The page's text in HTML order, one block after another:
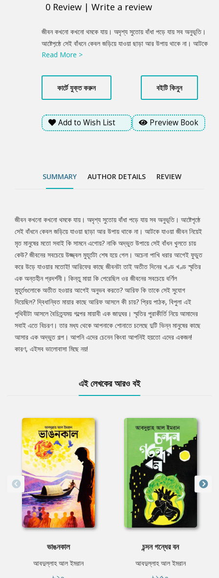
0 Review | Write a review
Product
Summery
জীবন কখনো কখনো থমকে যায়। অদৃশ্য সুতোয় বাঁধা পড়ে যায় সব অনুভূতি।
আষ্টেপৃষ্ঠে সেই বাঁধনে কেবল জড়িয়ে যাওয়া ছাড়া আর উপায় থাকে না। আটকে
যাওয়া জীবন নিয়েই মৃত মানুষের মতো সবাই কি সামনে এগোয়? নাকি অদ্ভুত
গেল। অচেনা পাখি ধরার আগেই ফুডুত করে উড়ে যাওয়ার মতোই! আরিফের
কাছে জীবনটা তাই অতীত দিনের খণ্ড খণ্ড স্মৃতির এক অন্তহীন প্রদর্শনী।
কিন্তু মায়া কি পেরেছিল ওর জীবনের সবচেয়ে বর্ণিল মুহূর্তগুলোকে অতীত হওয়ার
আগেই অনুভব করতে? আরিফ কি তাকে সেই সুযোগ দিয়েছিল? দ্বিধান্বিত
মায়ার কাছে আরিফ আসলে কী চায়? প্রিয় পাঠক, বিপুলা এই পৃথিবীটা আসলে
এদের একজন! কারণ, এইসব ভালোবাসা মিছে নয়!
Read More >
কার্টে যুক্ত করুন বইটি কিনুন
Add to Wish List Preview Book
SUMMARY AUTHOR DETAILS REVIEW
Tab
Article
জীবন কখনো কখনো থমকে যায়। অদৃশ্য সুতোয় বাঁধা পড়ে যায় সব অনুভূতি। আষ্টেপৃষ্ঠে
সেই বাঁধনে কেবল জড়িয়ে যাওয়া ছাড়া আর উপায় থাকে না। আটকে যাওয়া জীবন নিয়েই
মৃত মানুষের মতো সবাই কি সামনে এগোয়? নাকি অদ্ভুত উপায়ে সেই বাঁধন খুলতে চায়
কেউ? জীবনের সবচেয়ে উজ্জ্বল মুহূর্তটা শেষ হয়ে গেল। অচেনা পাখি ধরার আগেই ফুডুত
করে উড়ে যাওয়ার মতোই! আরিফের কাছে জীবনটা তাই অতীত দিনের খণ্ড খণ্ড স্মৃতির
এক অন্তহীন প্রদর্শনী। কিন্তু মায়া কি পেরেছিল ওর জীবনের সবচেয়ে বর্ণিল
মুহূর্তগুলোকে অতীত হওয়ার আগেই অনুভব করতে? আরিফ কি তাকে সেই সুযোগ
দিয়েছিল? দ্বিধান্বিত মায়ার কাছে আরিফ আসলে কী চায়? প্রিয় পাঠক, বিপুলা এই
পৃথিবীটা আসলে বৈচিত্র্যময় গল্পের মায়াবী এক জাদুঘর। স্মৃতির পুরাকীর্তি নিয়ে আমাদের
সবাই এতে বিচরণ। তার মধ্য থেকে আপনাকে শোনাতে চলেছে দুটি ভিন্ন মানুষের কাছে
আসার এক অদ্ভুত গল্প। আপনি এদের চেনেন কিংবা আপনিই হয়তো এদের একজন!
কারণ, এইসব ভালোবাসা মিছে নয়!
এই লেখকের আরও বই
ভাঙনকাল
আবদুল্লাহ আল ইমরান
চন্দন গন্ধের বন
আবদুল্লাহ আল ইমরান